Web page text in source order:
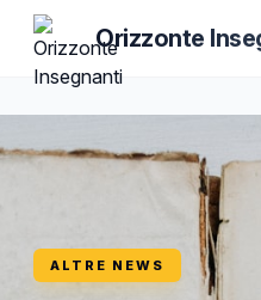
Orizzonte
ALTRE NEWS